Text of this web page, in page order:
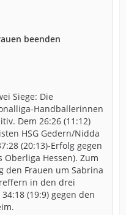
beenden
Siege: Die
Handballerinnen
Dem 26:26 (11:12)
HSG Gedern/Nidda
(20:13)-Erfolg gegen
Hessen). Zum
den Frauen um Sabrina
in den drei
(19:9) gegen den